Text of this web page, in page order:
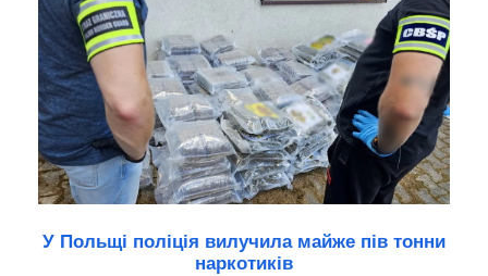
У Польщі поліція вилучила майже пів тонни
наркотиків